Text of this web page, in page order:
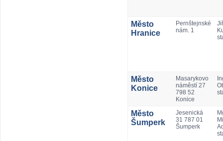
Město
Hranice
Pernštejnské
nám. 1
Město
Konice
Masarykovo
náměstí 27
798 52
Konice
Město
Šumperk
Jesenická
31 787 01
Šumperk